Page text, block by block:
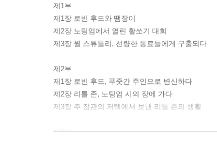
제1부
제1장 로빈 후드와 땜장이
제2장 노팅엄에서 열린 활쏘기 대회
제3장 윌 스튜틀리, 선량한 동료들에게 구출되다
제2부
제1장 로빈 후드, 푸줏간 주인으로 변신하다
제2장 리틀 존, 노팅엄 시의 장에 가다
제3장 주 장관의 저택에서 보낸 리틀 존의 생활
제3부